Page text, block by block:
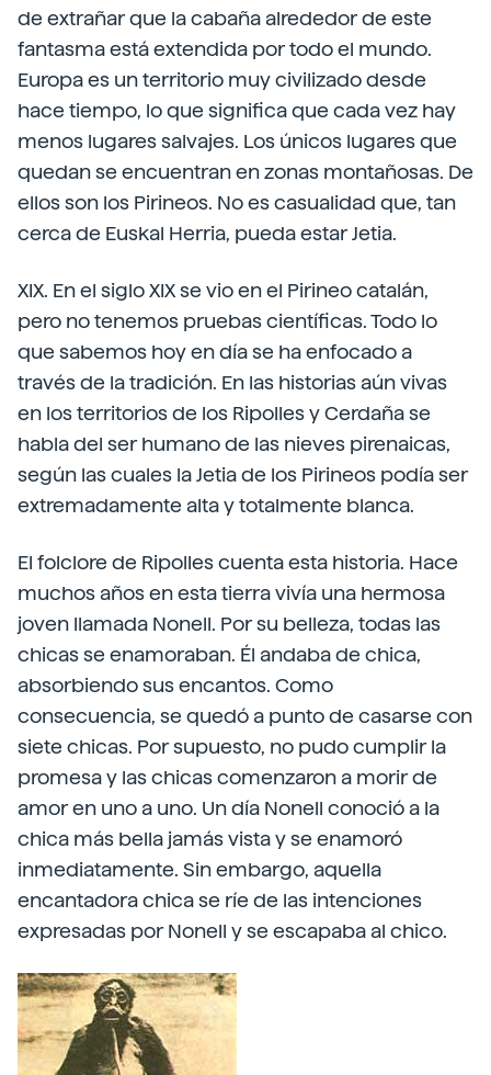
de extrañar que la cabaña alrededor de este
fantasma está extendida por todo el mundo.
Europa es un territorio muy civilizado desde
hace tiempo, lo que significa que cada vez hay
menos lugares salvajes. Los únicos lugares que
quedan se encuentran en zonas montañosas. De
ellos son los Pirineos. No es casualidad que, tan
cerca de Euskal Herria, pueda estar Jetia.
XIX. En el siglo XIX se vio en el Pirineo catalán,
pero no tenemos pruebas científicas. Todo lo
que sabemos hoy en día se ha enfocado a
través de la tradición. En las historias aún vivas
en los territorios de los Ripolles y Cerdaña se
habla del ser humano de las nieves pirenaicas,
según las cuales la Jetia de los Pirineos podía ser
extremadamente alta y totalmente blanca.
El folclore de Ripolles cuenta esta historia. Hace
muchos años en esta tierra vivía una hermosa
joven llamada Nonell. Por su belleza, todas las
chicas se enamoraban. Él andaba de chica,
absorbiendo sus encantos. Como
consecuencia, se quedó a punto de casarse con
siete chicas. Por supuesto, no pudo cumplir la
promesa y las chicas comenzaron a morir de
amor en uno a uno. Un día Nonell conoció a la
chica más bella jamás vista y se enamoró
inmediatamente. Sin embargo, aquella
encantadora chica se ríe de las intenciones
expresadas por Nonell y se escapaba al chico.